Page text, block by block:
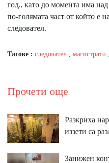
год., като до момента има
по-голямата част от който е
следовател.
Тагове : следовател , магистрати ,
Прочети още
Разкриха
иззети са
Занижен